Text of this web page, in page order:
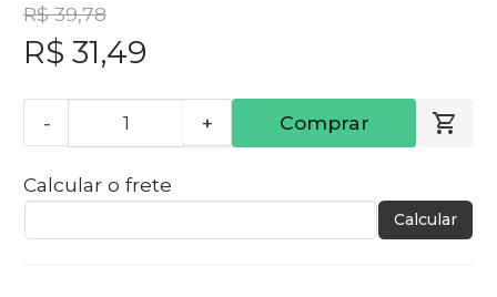
R$ 39,78
R$ 31,49
- + Comprar
Calcular o frete
Calcular